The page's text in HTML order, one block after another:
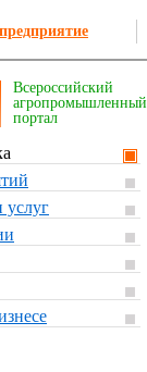
Всероссийский
агропромышленный
портал
услуг